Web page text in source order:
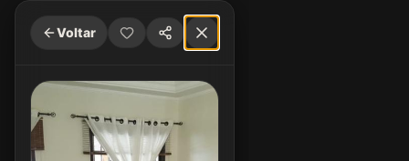
Voltar